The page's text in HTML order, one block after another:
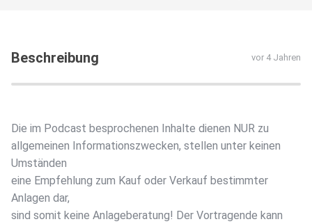
Beschreibung vor 4 Jahren
Die im Podcast besprochenen Inhalte dienen NUR zu
allgemeinen Informationszwecken, stellen unter keinen
Umständen
eine Empfehlung zum Kauf oder Verkauf bestimmter
Anlagen dar,
sind somit keine Anlageberatung! Der Vortragende kann